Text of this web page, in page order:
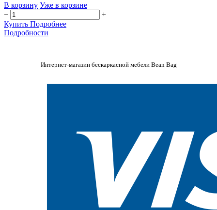
В корзину Уже в корзине
−
+
Купить Подробнее
Подробности
Интернет-магазин бескаркасной мебели Bean Bag